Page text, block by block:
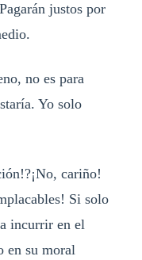
justos por
no es para
Yo solo
cariño!
Si solo
incurrir en el
en su moral